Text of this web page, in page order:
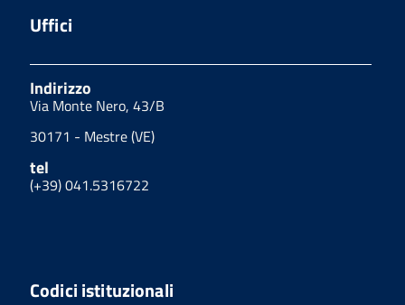
Uffici
Indirizzo
Via Monte Nero, 43/B
30171 - Mestre (VE)
tel
(+39) 041.5316722
Codici istituzionali